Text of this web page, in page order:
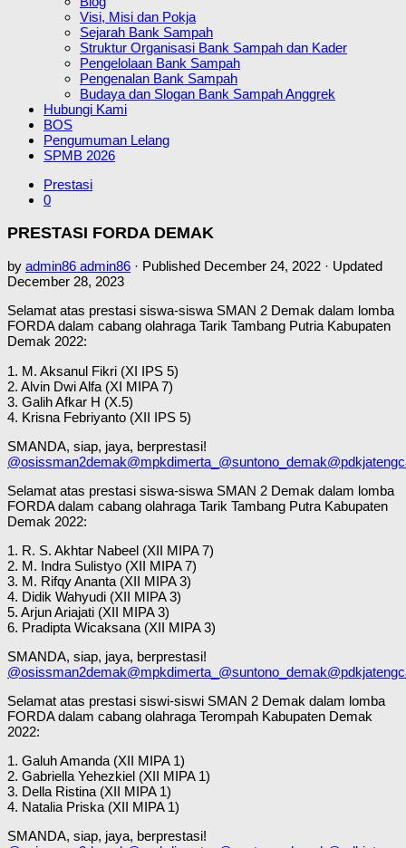
Visi, Misi dan Pokja
Sejarah Bank Sampah
Struktur Organisasi Bank Sampah dan Kader
Pengelolaan Bank Sampah
Pengenalan Bank Sampah
Budaya dan Slogan Bank Sampah Anggrek
Hubungi Kami
BOS
Pengumuman Lelang
SPMB 2026
Prestasi
0
PRESTASI FORDA DEMAK
by admin86 admin86 · Published December 24, 2022 · Updated
December 28, 2023
Selamat atas prestasi siswa-siswa SMAN 2 Demak dalam lomba
FORDA dalam cabang olahraga Tarik Tambang Putria Kabupaten
Demak 2022:
1. M. Aksanul Fikri (XI IPS 5)
2. Alvin Dwi Alfa (XI MIPA 7)
3. Galih Afkar H (X.5)
4. Krisna Febriyanto (XII IPS 5)
SMANDA, siap, jaya, berprestasi!
@osissman2demak@mpkdimerta_ @suntono_demak
Selamat atas prestasi siswa-siswa SMAN 2 Demak dalam lomba
FORDA dalam cabang olahraga Tarik Tambang Putra Kabupaten
Demak 2022:
1. R. S. Akhtar Nabeel (XII MIPA 7)
2. M. Indra Sulistyo (XII MIPA 7)
3. M. Rifqy Ananta (XII MIPA 3)
4. Didik Wahyudi (XII MIPA 3)
5. Arjun Ariajati (XII MIPA 3)
6. Pradipta Wicaksana (XII MIPA 3)
SMANDA, siap, jaya, berprestasi!
@osissman2demak@mpkdimerta_ @suntono_demak
Selamat atas prestasi siswi-siswi SMAN 2 Demak dalam lomba
FORDA dalam cabang olahraga Terompah Kabupaten Demak
2022:
1. Galuh Amanda (XII MIPA 1)
2. Gabriella Yehezkiel (XII MIPA 1)
3. Della Ristina (XII MIPA 1)
4. Natalia Priska (XII MIPA 1)
SMANDA, siap, jaya, berprestasi!